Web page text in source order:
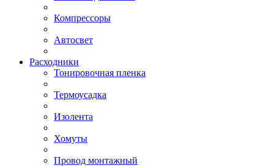
Компрессоры
Автосвет
Расходники
Тонировочная пленка
Термоусадка
Изолента
Хомуты
Провод монтажный